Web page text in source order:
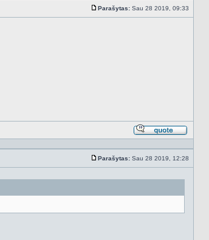
Standartinė
Parašytas: Sau 28 2019, 09:33
Atsakyti
Standartinė
Parašytas: Sau 28 2019, 12:28